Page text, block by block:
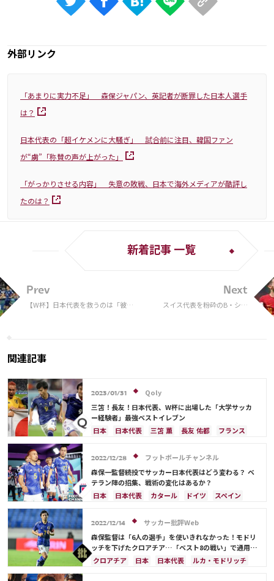
外部リンク
「あまりに実力不足」 森保ジャパン、英記者が断罪した日本人選手
は？
日本代表の「超イケメンに大騒ぎ」 試合前に注目、韓国ファン
が“虜”「称賛の声が上がった」
「がっかりさせる内容」 失意の敗戦、日本で海外メディアが酷評し
たのは？
Prev
【W杯】日本代表を救うのは「彼し
新着記事 一覧
Next
スイス代表を粉砕のB・シウ
関連記事
2023/01/31
Qoly
三笘！長友！日本代表、W杯に出場した「大学サッカ
ー経験者」最強ベストイレブン
日本
日本代表 三笘 薫 長友 佑都
フランス
シュミット・ダニエル
中山 雄太
スペイン
ポルトガル
アルゼンチン 韓国
谷 晃生
谷口 彰悟
柴崎 岳 伊東 純也
守田 英正
サディオ・マネ
2022/12/28
フットボールチャンネル
森保一監督続投でサッカー日本代表はどう変わる？ ベ
テラン陣の招集、戦術の変化はあるか？
日本
日本代表 カタール ドイツ
スペイン
柴崎 岳
三笘 薫 酒井 宏樹
2022/12/14
サッカー批評Web
森保監督は「6人の選手」を使いきれなかった！モドリ
ッチを下げたクロアチア…「ベスト8の戦い」で通用す
る「選手数の差」《日本代表現地ルポ》
クロアチア 日本 日本代表
ルカ・モドリッチ